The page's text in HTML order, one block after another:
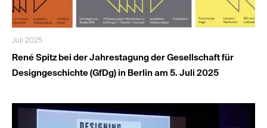
Juli 2025
René Spitz bei der Jahrestagung der Gesellschaft für
Designgeschichte (GfDg) in Berlin am 5. Juli 2025